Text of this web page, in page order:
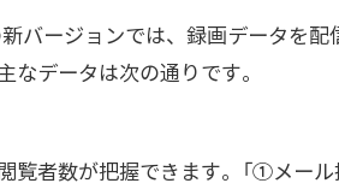
新バージョンでは、録画データを
なデータは次の通りです。
覧者数が把握できます。「①メー